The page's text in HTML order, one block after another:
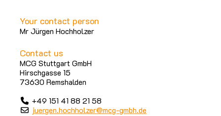
Your contact person
Mr Jürgen Hochholzer
Contact us
MCG Stuttgart GmbH
Hirschgasse 15
73630 Remshalden
+49 151 41 88 21 58
juergen.hochholzer@mcg-gmbh.de